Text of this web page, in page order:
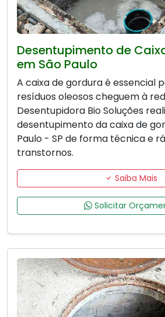
Desentupimento de
em São Paulo
A caixa de gordura é essencial
resíduos oleosos cheguem à
Desentupidora Bio Soluções
desentupimento da caixa de
Paulo - SP de forma técnica e
transtornos.
Saiba Mais
Solicitar